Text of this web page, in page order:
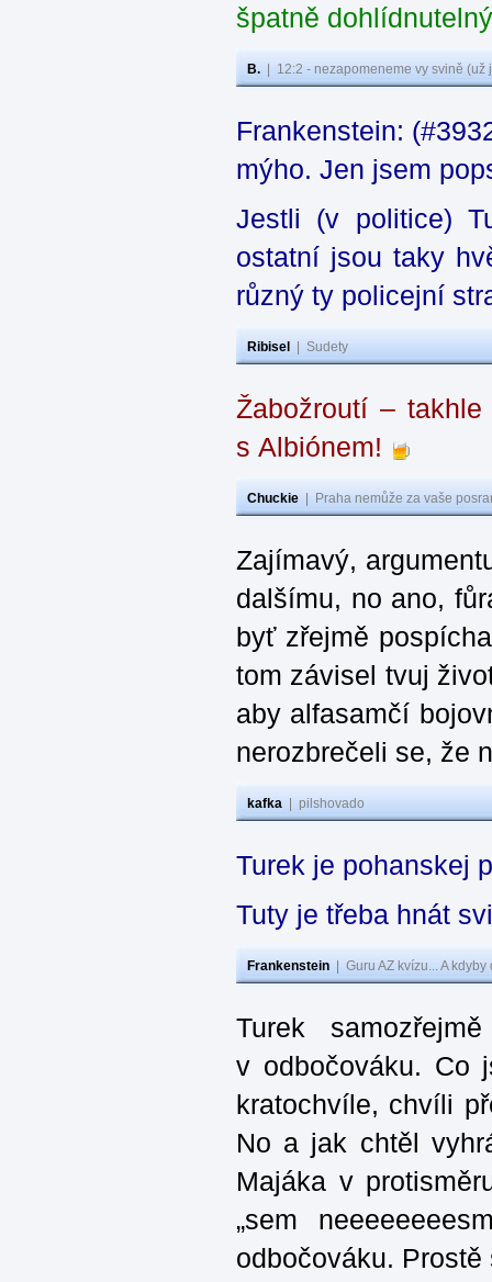
špatně
B. 12:2 - nezapomeneme vy svině
Frankenstein:
mýho. Jen jsem
Jestli (v politice)
ostatní jsou taky
různý ty policejní
Ribisel Sudety
Žabožroutí –
s Albiónem!
Chuckie Praha nemůže za vaše
Zajímavý,
dalšímu, no ano,
byť zřejmě
tom závisel tvuj
aby alfasamčí
nerozbrečeli se, že
kafka pilshovado
Turek je pohanskej
Tuty je třeba hnát
Frankenstein Guru AZ kvízu... A
Turek
v odbočováku. Co
kratochvíle, chvíli
No a jak chtěl
Majáka v
„sem
odbočováku.